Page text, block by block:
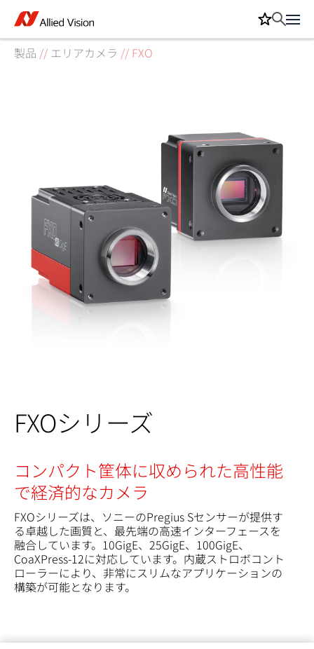
製品 // エリアカメラ // FXO
FXOシリーズ
コンパクト筐体に収められた高性能
で経済的なカメラ
FXOシリーズは、ソニーのPregius Sセンサーが提供す
る卓越した画質と、最先端の高速インターフェースを
融合しています。10GigE、25GigE、100GigE、
CoaXPress-12に対応しています。内蔵ストロボコント
ローラーにより、非常にスリムなアプリケーションの
構築が可能となります。